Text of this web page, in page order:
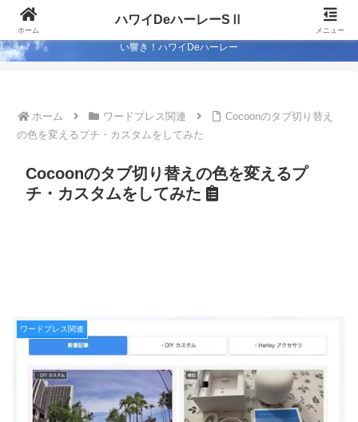
Season-Ⅱ 50歳も半ば…ハワイでハーレー ライフを満喫するため低予算カス
タム？ 2代目のストリートグライドで週末はライド！ 蒼い海…蒼い空…心地よ
い響き！ハワイDeハーレー
ホーム ワードプレス関連
Cocoonのタブ切り替え
の色を変えるプチ・カスタムをしてみた
Cocoonのタブ切り替えの色を変えるプ
チ・カスタムをしてみた
ワードプレス関連
ホーム
ハワイDeハーレーSⅡ
メニュー